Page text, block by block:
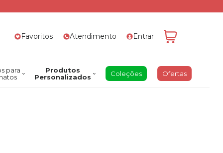
Favoritos Atendimento Entrar
para
Produtos
Personalizados
Coleções Ofertas